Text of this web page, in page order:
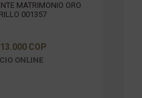
MATRIMONIO ORO
001357
COP
ONLINE